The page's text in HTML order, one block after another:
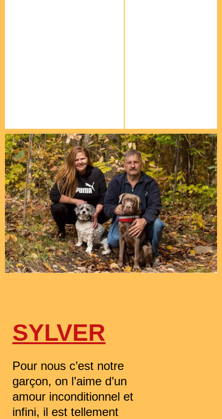
SYLVER
Pour nous c’est notre
garçon, on l’aime d’un
amour inconditionnel et
infini, il est tellement